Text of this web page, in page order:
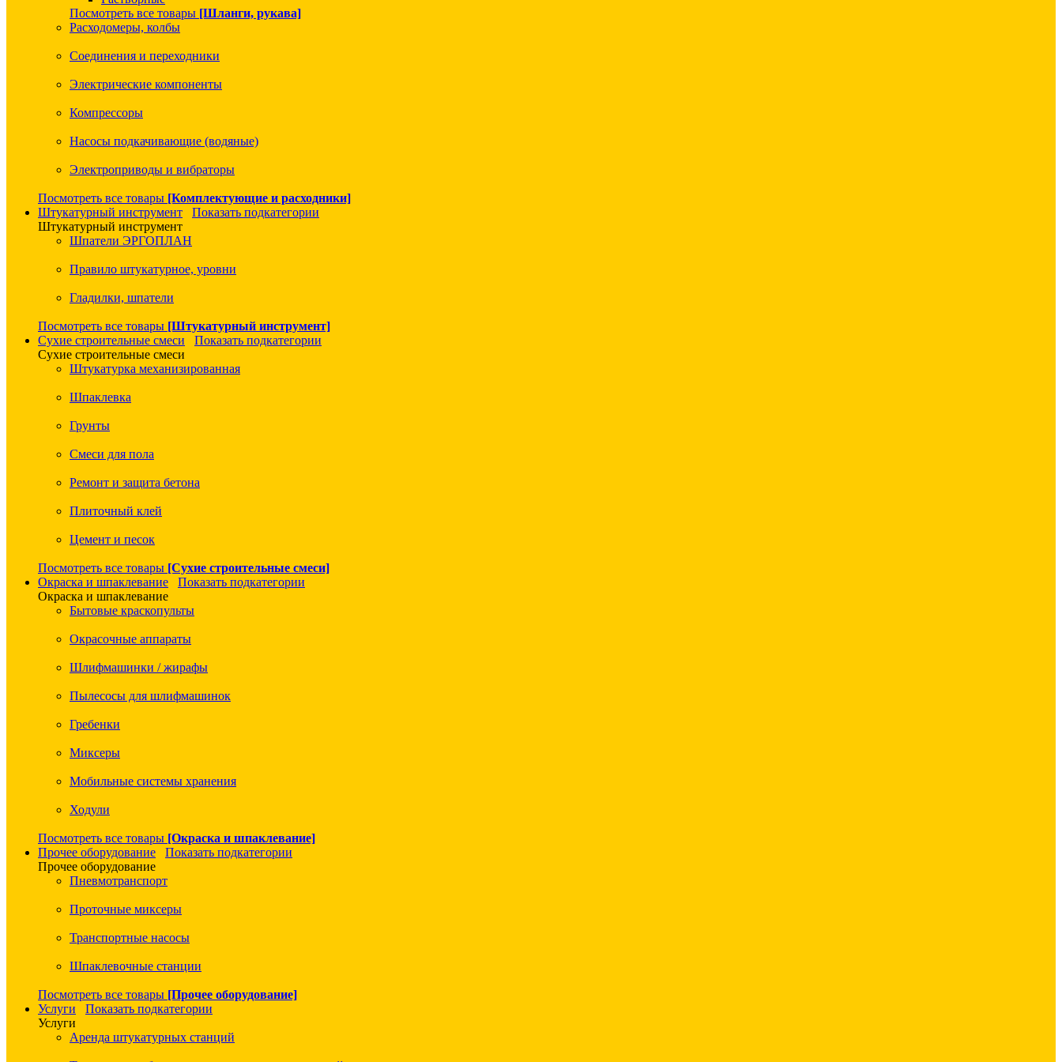
Посмотреть все товары [Шланги, рукава]
Расходомеры, колбы
Соединения и переходники
Электрические компоненты
Компрессоры
Насосы подкачивающие (водяные)
Электроприводы и вибраторы
Посмотреть все товары [Комплектующие и расходники]
Штукатурный инструмент
Показать подкатегории
Штукатурный инструмент
Шпатели ЭРГОПЛАН
Правило штукатурное, уровни
Гладилки, шпатели
Посмотреть все товары [Штукатурный инструмент]
Сухие строительные смеси
Показать подкатегории
Сухие строительные смеси
Штукатурка механизированная
Шпаклевка
Грунты
Смеси для пола
Ремонт и защита бетона
Плиточный клей
Цемент и песок
Посмотреть все товары [Сухие строительные смеси]
Окраска и шпаклевание
Показать подкатегории
Окраска и шпаклевание
Бытовые краскопульты
Окрасочные аппараты
Шлифмашинки / жирафы
Пылесосы для шлифмашинок
Гребенки
Миксеры
Мобильные системы хранения
Ходули
Посмотреть все товары [Окраска и шпаклевание]
Прочее оборудование
Показать подкатегории
Прочее оборудование
Пневмотранспорт
Проточные миксеры
Транспортные насосы
Шпаклевочные станции
Посмотреть все товары [Прочее оборудование]
Услуги
Показать подкатегории
Услуги
Аренда штукатурных станций